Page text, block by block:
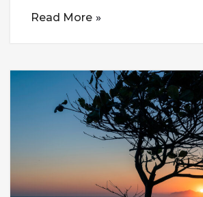
Read More